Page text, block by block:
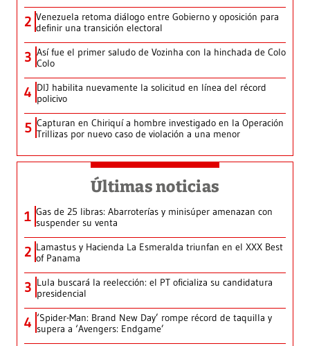
2 Venezuela retoma diálogo entre Gobierno y oposición para
definir una transición electoral
3 Así fue el primer saludo de Vozinha con la hinchada de Colo
Colo
4 DIJ habilita nuevamente la solicitud en línea del récord
policivo
5 Capturan en Chiriquí a hombre investigado en la Operación
Trillizas por nuevo caso de violación a una menor
Últimas noticias
1 Gas de 25 libras: Abarroterías y minisúper amenazan con
suspender su venta
2 Lamastus y Hacienda La Esmeralda triunfan en el XXX Best
of Panama
3 Lula buscará la reelección: el PT oficializa su candidatura
presidencial
4 ‘Spider-Man: Brand New Day’ rompe récord de taquilla y
supera a ‘Avengers: Endgame’